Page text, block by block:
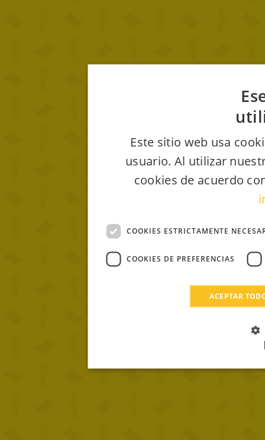
Este sitio web usa
usuario. Al utilizar
cookies de acuerdo
COOKIES ESTRICTAMENTE
COOKIES DE PREFERENCIAS
ACEPTAR